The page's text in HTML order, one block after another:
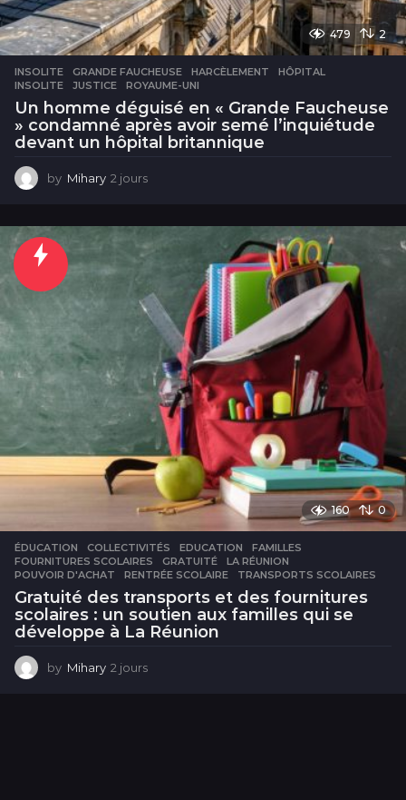
479 2
INSOLITE GRANDE FAUCHEUSE ,HARCÈLEMENT ,HÔPITAL
INSOLITE
,JUSTICE ,ROYAUME-UNI
Un homme déguisé en « Grande Faucheuse
» condamné après avoir semé l’inquiétude
devant un hôpital britannique
by Mihary 2 jours
u
160 0
ÉDUCATION COLLECTIVITÉS ,EDUCATION ,FAMILLES
FOURNITURES SCOLAIRES
,GRATUITÉ ,LA RÉUNION
POUVOIR D'ACHAT
,RENTRÉE SCOLAIRE ,TRANSPORTS SCOLAIRES
Gratuité des transports et des fournitures
scolaires : un soutien aux familles qui se
développe à La Réunion
by Mihary 2 jours